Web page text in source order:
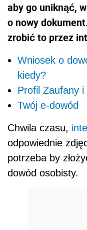
aby go uniknąć,
o nowy
zrobić to przez
Wniosek o
kiedy?
Profil Zaufany i
Twój e-dowód
Chwila czasu,
odpowiednie
potrzeba by
dowód osobisty.